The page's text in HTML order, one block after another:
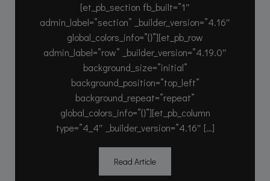
[et_pb_section fb_built=”1″
admin_label=”section” _builder_version=”4.16″
global_colors_info=”{}”][et_pb_row
admin_label=”row” _builder_version=”4.19.0″
background_size=”initial”
background_position=”top_left”
background_repeat=”repeat”
global_colors_info=”{}”][et_pb_column
type=”4_4″ _builder_version=”4.16″ […]
Read Article